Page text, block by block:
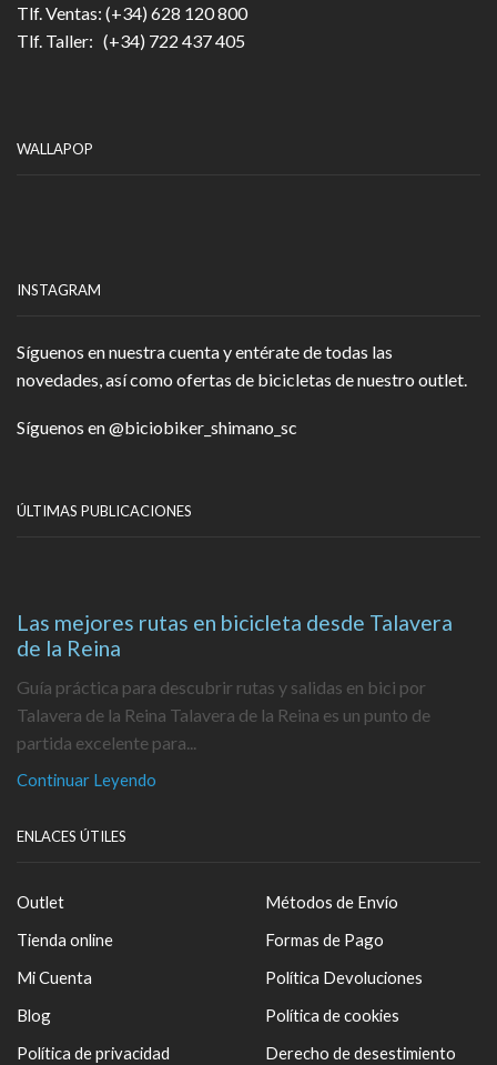
Tlf. Ventas: (+34) 628 120 800
Tlf. Taller: (+34) 722 437 405
WALLAPOP
INSTAGRAM
Síguenos en nuestra cuenta y entérate de todas las
novedades, así como ofertas de bicicletas de nuestro outlet.
Síguenos en@biciobiker_shimano_sc
ÚLTIMAS PUBLICACIONES
Las mejores rutas en bicicleta desde Talavera
de la Reina
Guía práctica para descubrir rutas y salidas en bici por
Talavera de la Reina Talavera de la Reina es un punto de
partida excelente para...
Continuar Leyendo
ENLACES ÚTILES
Outlet
Tienda online
Mi Cuenta
Blog
Política de privacidad
Métodos de Envío
Formas de Pago
Política Devoluciones
Política de cookies
Derecho de desestimiento